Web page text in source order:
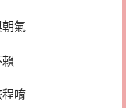
氣
程唷